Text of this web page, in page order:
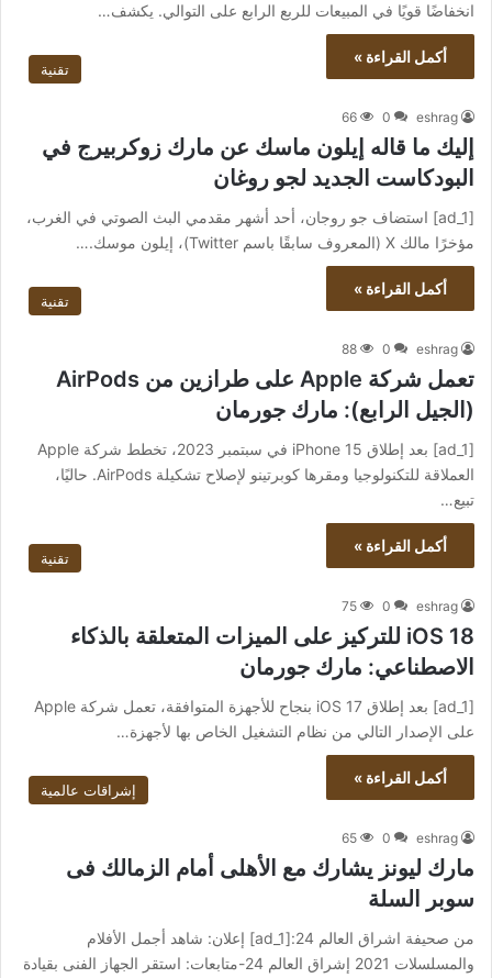
انخفاضًا قويًا في المبيعات للربع الرابع على التوالي. يكشف…
أكمل القراءة »
تقنية
eshrag
0
66
إليك ما قاله إيلون ماسك عن مارك زوكربيرج في
البودكاست الجديد لجو روغان
[ad_1] استضاف جو روجان، أحد أشهر مقدمي البث الصوتي في الغرب،
مؤخرًا مالك X (المعروف سابقًا باسم Twitter)، إيلون موسك.…
أكمل القراءة »
تقنية
eshrag
0
88
تعمل شركة Apple على طرازين من AirPods
(الجيل الرابع): مارك جورمان
[ad_1] بعد إطلاق iPhone 15 في سبتمبر 2023، تخطط شركة Apple
العملاقة للتكنولوجيا ومقرها كوبرتينو لإصلاح تشكيلة AirPods. حاليًا،
تبيع…
أكمل القراءة »
تقنية
eshrag
0
75
iOS 18 للتركيز على الميزات المتعلقة بالذكاء
الاصطناعي: مارك جورمان
[ad_1] بعد إطلاق iOS 17 بنجاح للأجهزة المتوافقة، تعمل شركة Apple
على الإصدار التالي من نظام التشغيل الخاص بها لأجهزة…
أكمل القراءة »
إشراقات عالمية
eshrag
0
65
مارك ليونز يشارك مع الأهلى أمام الزمالك فى
سوبر السلة
من صحيفة اشراق العالم 24:[ad_1] إعلان: شاهد أجمل الأفلام
والمسلسلات 2021 إشراق العالم 24-متابعات: استقر الجهاز الفنى بقيادة